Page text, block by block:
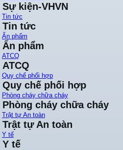
Sự kiện-VHVN
Tin tức
Tin tức
Ấn phẩm
Ấn phẩm
ATCQ
ATCQ
Quy chế phối hợp
Quy chế phối hợp
Phòng cháy chữa cháy
Phòng cháy chữa cháy
Trật tự An toàn
Trật tự An toàn
Y tế
Y tế